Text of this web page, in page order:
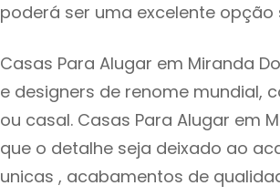
poderá ser uma excelente
Casas Para Alugar em Miranda
e designers de renome mundial,
ou casal. Casas Para Alugar em
que o detalhe seja deixado ao
unicas , acabamentos de